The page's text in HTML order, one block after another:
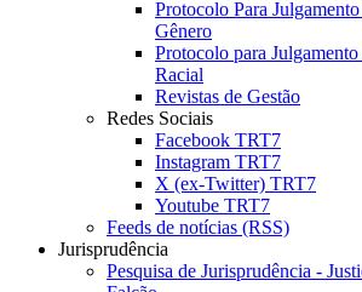
Protocolo Para
Gênero
Protocolo para
Racial
Revistas de Gestão
Redes Sociais
Facebook TRT7
Instagram TRT7
X (ex-Twitter) TRT7
Youtube TRT7
Feeds de notícias (RSS)
Jurisprudência
Pesquisa de Jurisprudência -